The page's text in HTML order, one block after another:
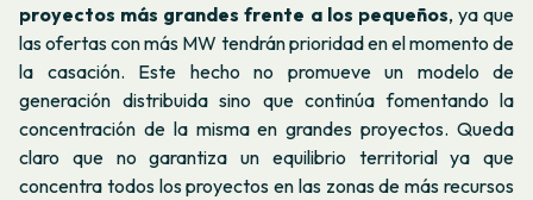
proyectos más grandes frente a los pequeños, ya que
las ofertas con más MW tendrán prioridad en el momento de
la casación. Este hecho no promueve un modelo de
generación distribuida sino que continúa fomentando la
concentración de la misma en grandes proyectos. Queda
claro que no garantiza un equilibrio territorial ya que
concentra todos los proyectos en las zonas de más recursos